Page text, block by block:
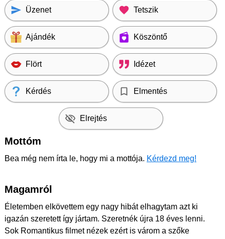
Üzenet Tetszik
Ajándék Köszöntő
Flört Idézet
Kérdés Elmentés
Elrejtés
Mottóm
Bea még nem írta le, hogy mi a mottója. Kérdezd meg!
Magamról
Életemben elkövettem egy nagy hibát elhagytam azt ki
igazán szeretett így jártam. Szeretnék újra 18 éves lenni.
Sok Romantikus filmet nézek ezért is várom a szőke